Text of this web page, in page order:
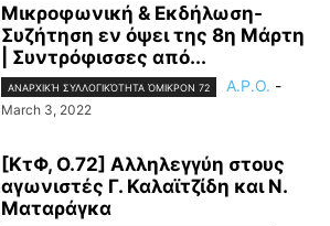
Μικροφωνική & Εκδήλωση-
Συζήτηση εν όψει της 8η Μάρτη
| Συντρόφισσες από...
ΑΝΑΡΧΙΚΉ ΣΥΛΛΟΓΙΚΌΤΗΤΑ ΌΜΙΚΡΟΝ 72 A.P.O. -
March 3, 2022
[ΚτΦ, Ο.72] Αλληλεγγύη στους
αγωνιστές Γ. Καλαϊτζίδη και Ν.
Ματαράγκα